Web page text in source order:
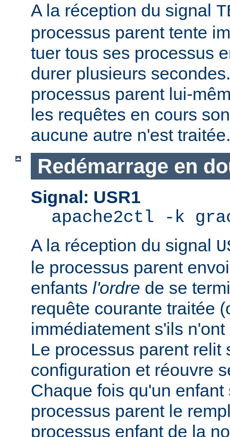
A la réception du signal
processus parent tente
tuer tous ses processus
durer plusieurs
processus parent lui-
les requêtes en cours
aucune autre n'est traitée.
Redémarrage en
Signal: USR1
apache2ctl -k
A la réception du signal
le processus parent
enfants l'ordre de se
requête courante traitée
immédiatement s'ils
Le processus parent relit
configuration et réouvre
Chaque fois qu'un enfant
processus parent le
processus enfant de la